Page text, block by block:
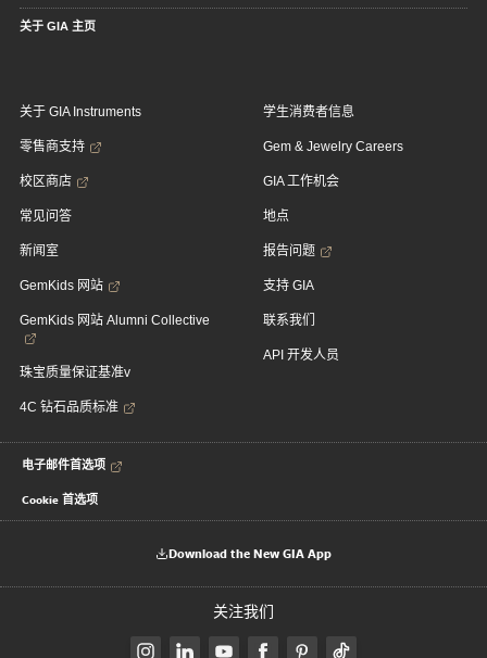
关于 GIA 主页
关于 GIA Instruments
零售商支持
校区商店
常见问答
新闻室
GemKids 网站
GemKids 网站 Alumni Collective
珠宝质量保证基准v
4C 钻石品质标准
学生消费者信息
Gem & Jewelry Careers
GIA 工作机会
地点
报告问题
支持 GIA
联系我们
API 开发人员
电子邮件首选项
Cookie 首选项
Download the New GIA App
关注我们